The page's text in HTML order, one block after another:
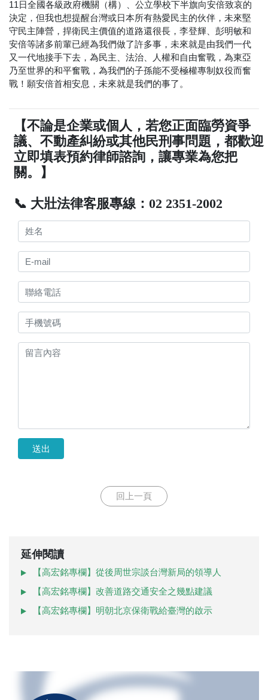
11日全國各級政府機關（構）、公立學校下半旗向安倍致哀的
決定，但我也想提醒台灣或日本所有熱愛民主的伙伴，未來堅
守民主陣營，捍衛民主價值的道路還很長，李登輝、彭明敏和
安倍等諸多前輩已經為我們做了許多事，未來就是由我們一代
又一代地接手下去，為民主、法治、人權和自由奮戰，為東亞
乃至世界的和平奮戰，為我們的子孫能不受極權專制奴役而奮
戰！願安倍首相安息，未來就是我們的事了。
【不論是企業或個人，若您正面臨勞資爭
議、不動產糾紛或其他民刑事問題，都歡迎
立即填表預約律師諮詢，讓專業為您把
關。】
📞 大壯法律客服專線：02 2351-2002
送出
回上一頁
延伸閱讀
【高宏銘專欄】從後周世宗談台灣新局的領導人
【高宏銘專欄】改善道路交通安全之幾點建議
【高宏銘專欄】明朝北京保衛戰給臺灣的啟示